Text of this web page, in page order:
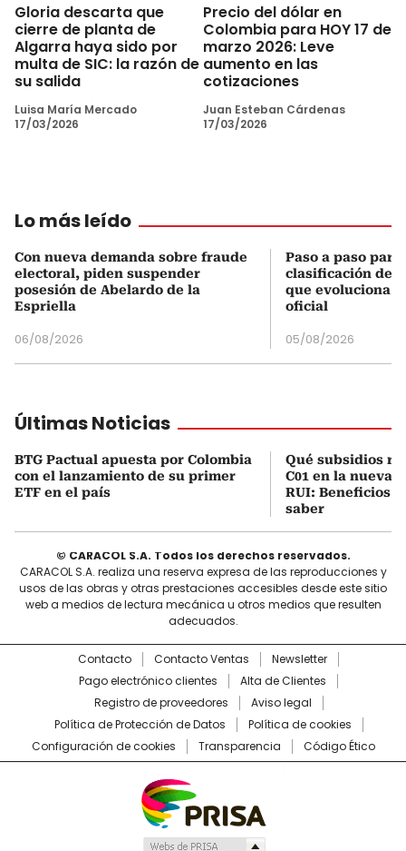
Gloria descarta que
cierre de planta de
Algarra haya sido por
multa de SIC: la razón de
su salida
Luisa María Mercado
17/03/2026
Precio del dólar en
Colombia para HOY 17 de
marzo 2026: Leve
aumento en las
cotizaciones
Juan Esteban Cárdenas
17/03/2026
Lo más leído
Con nueva demanda sobre fraude
electoral, piden suspender
posesión de Abelardo de la
Espriella
06/08/2026
Paso a paso
clasificación del
que evoluciona
oficial
05/08/2026
Últimas Noticias
BTG Pactual apuesta por Colombia
con el lanzamiento de su primer
ETF en el país
Qué subsidios
C01 en la nueva
RUI: Beneficios
saber
© CARACOL S.A. Todos los derechos reservados.
CARACOL S.A. realiza una reserva expresa de las reproducciones y
usos de las obras y otras prestaciones accesibles desde este sitio
web a medios de lectura mecánica u otros medios que resulten
adecuados.
Contacto Contacto Ventas
Newsletter
Pago electrónico clientes
Alta de Clientes
Registro de proveedores
Aviso legal
Política de Protección de Datos
Política de cookies
Configuración de cookies
Transparencia Código Ético